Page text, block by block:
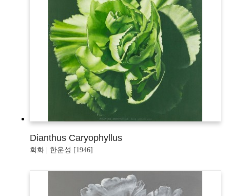
Dianthus Caryophyllus
회화 | 한운성 [1946]